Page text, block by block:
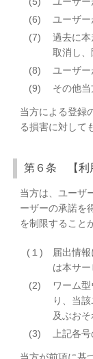
(6)
ユーザ
(7)
過去に
取消し
(8)
ユーザ
(9)
その他
当方による登録
る損害に対して
第６条 【利
当方は、ユーザ
ーザーの承諾を
を制限すること
(１)
届出情
は本サ
(2)
ワーム
り、当
及ぶお
(3)
上記各
当方が前項に基